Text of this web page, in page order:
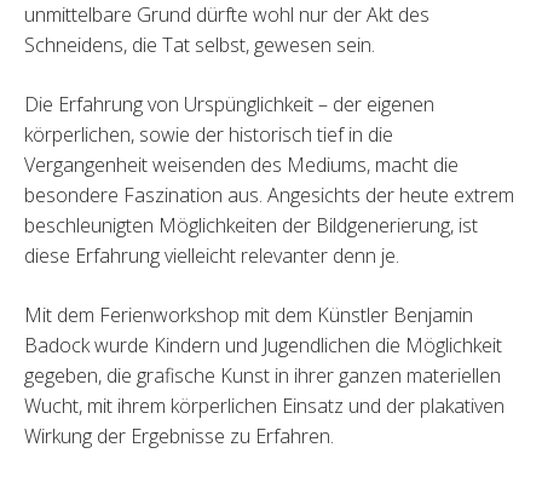
unmittelbare Grund dürfte wohl nur der Akt des
Schneidens, die Tat selbst, gewesen sein.
Die Erfahrung von Urspünglichkeit – der eigenen
körperlichen, sowie der historisch tief in die
Vergangenheit weisenden des Mediums, macht die
besondere Faszination aus. Angesichts der heute extrem
beschleunigten Möglichkeiten der Bildgenerierung, ist
diese Erfahrung vielleicht relevanter denn je.
Mit dem Ferienworkshop mit dem Künstler Benjamin
Badock wurde Kindern und Jugendlichen die Möglichkeit
gegeben, die grafische Kunst in ihrer ganzen materiellen
Wucht, mit ihrem körperlichen Einsatz und der plakativen
Wirkung der Ergebnisse zu Erfahren.